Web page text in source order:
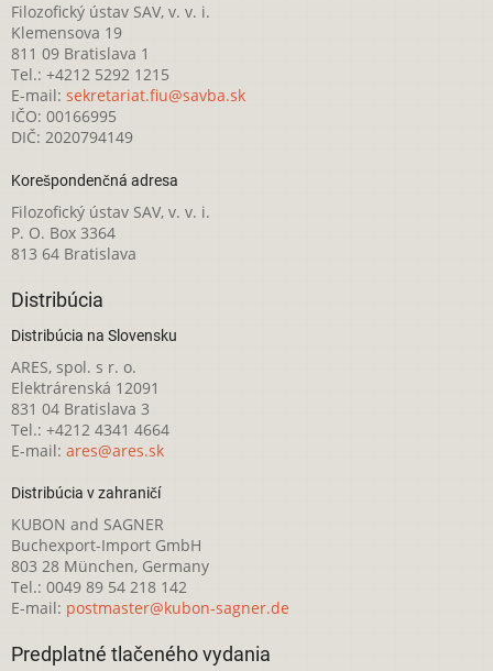
Filozofický ústav SAV, v. v. i.
Klemensova 19
811 09 Bratislava 1
Tel.: +4212 5292 1215
E-mail: sekretariat.fiu@savba.sk
IČO: 00166995
DIČ: 2020794149
Korešpondenčná adresa
Filozofický ústav SAV, v. v. i.
P. O. Box 3364
813 64 Bratislava
Distribúcia
Distribúcia na Slovensku
ARES, spol. s r. o.
Elektrárenská 12091
831 04 Bratislava 3
Tel.: +4212 4341 4664
E-mail: ares@ares.sk
Distribúcia v zahraničí
KUBON and SAGNER
Buchexport-Import GmbH
803 28 München, Germany
Tel.: 0049 89 54 218 142
E-mail: postmaster@kubon-sagner.de
Predplatné tlačeného vydania